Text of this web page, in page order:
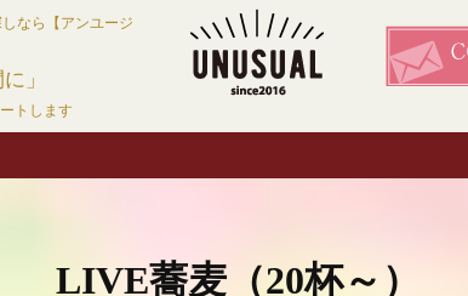
なら【アンユージ
」
トします
LIVE蕎麦（20杯～）